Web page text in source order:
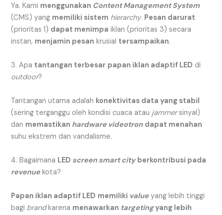
Ya. Kami menggunakan Content Management System
(CMS) yang memiliki sistem hierarchy. Pesan darurat
(prioritas 1) dapat menimpa iklan (prioritas 3) secara
instan, menjamin pesan krusial tersampaikan.
3. Apa tantangan terbesar papan iklan adaptif LED di
outdoor?
Tantangan utama adalah konektivitas data yang stabil
(sering terganggu oleh kondisi cuaca atau jammersinyal)
dan memastikan hardware videotron dapat menahan
suhu ekstrem dan vandalisme.
4. Bagaimana LED screen smart city berkontribusi pada
revenue kota?
Papan iklan adaptif LED memiliki value yang lebih tinggi
bagi brandkarena menawarkan targetingyang lebih